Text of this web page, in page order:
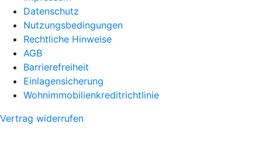
Datenschutz
Nutzungsbedingungen
Rechtliche Hinweise
AGB
Barrierefreiheit
Einlagensicherung
Wohnimmobilienkreditrichtlinie
Vertrag widerrufen